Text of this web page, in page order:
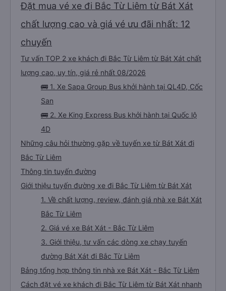
Đặt mua vé xe đi Bắc Từ Liêm từ Bát Xát
chất lượng cao và giá vé ưu đãi nhất: 12
chuyến
Tư vấn TOP 2 xe khách đi Bắc Từ Liêm từ Bát Xát chất
lượng cao, uy tín, giá rẻ nhất 08/2026
🚌 1. Xe Sapa Group Bus khởi hành tại QL4D, Cốc
San
🚌 2. Xe King Express Bus khởi hành tại Quốc lộ
4D
Những câu hỏi thường gặp về tuyến xe từ Bát Xát đi
Bắc Từ Liêm
Thông tin tuyến đường
Giới thiệu tuyến đường xe đi Bắc Từ Liêm từ Bát Xát
1. Về chất lượng, review, đánh giá nhà xe Bát Xát
Bắc Từ Liêm
2. Giá vé xe Bát Xát - Bắc Từ Liêm
3. Giới thiệu, tư vấn các dòng xe chạy tuyến
đường Bát Xát đi Bắc Từ Liêm
Bảng tổng hợp thông tin nhà xe Bát Xát - Bắc Từ Liêm
Cách đặt vé xe khách đi Bắc Từ Liêm từ Bát Xát nhanh